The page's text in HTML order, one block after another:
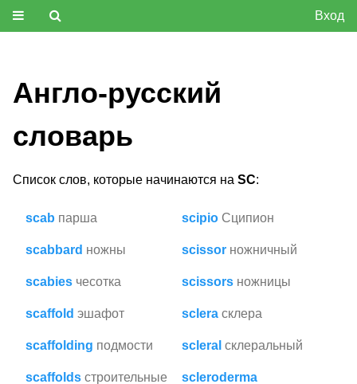
Вход
Англо-русский
словарь
Список слов, которые начинаются на SC:
scab парша scipio Сципион
scabbard ножны scissor ножничный
scabies чесотка scissors ножницы
scaffold эшафот sclera склера
scaffolding подмости scleral склеральный
scaffolds строительные
scleroderma